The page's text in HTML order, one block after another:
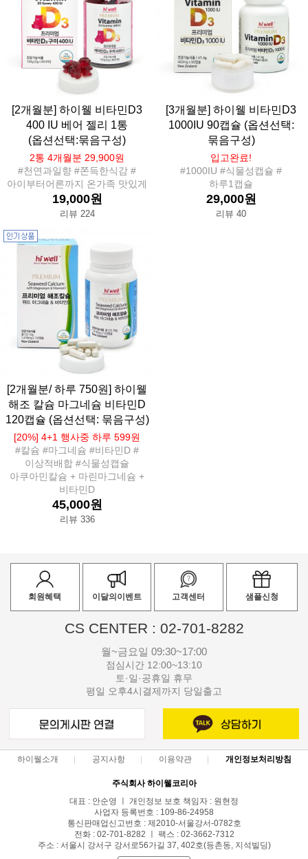
[2개월분] 하이웰 비타민D3
400 IU 베어 젤리 1통
(옵션선택:묶음구성)
2통 4개월분 29,900원
#천연과일향 #쫀득한식감 #
아이부터어른까지 온가족 맛있게
19,000원
리뷰 224
[3개월분] 하이웰 비타민D3
1000IU 90캡슐 (옵션선택:
묶음구성)
입고완료!
#1000IU #식물성캡슐 #
하루1캡슐
29,000원
리뷰 40
[2개월분/ 하루 750원] 하이웰
해조 칼슘 마그네슘 비타민D
120캡슐 (옵션선택: 묶음구성)
[20%] 4+1 행사중 하루 599원
#칼슘 #마그네슘 #비타민D #
이상적배합 #식물성캡슐
아쿠아민칼슘 + 마린마그네슘 +
비타민D
45,000원
리뷰 336
회원혜택 이달의이벤트 고객센터 샘플신청
CS CENTER : 02-701-8282
월~금요일 09:30~17:00
점심시간 12:00~13:10
토·일·공휴일 휴무
평일 오후4시결제까지 당일출고
하이웰소개 공지사항 이용약관 개인정보처리방침
주식회사 하이웰코리아
대표 : 안순영 ㅣ 개인정보 보호 책임자 : 원현정
사업자 등록번호 : 109-86-24958
통신판매업신고번호 : 제2010-서울강서-0782호
전화 : 02-701-8282 ㅣ 팩스 : 02-3662-7312
주소 : 서울시 강서구 강서로56가길 37, 402호(등촌동, 지석빌딩)